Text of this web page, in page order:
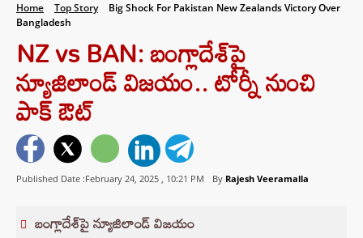
Home Top Story
Big Shock For Pakistan New Zealands Victory Over
Bangladesh
NZ vs BAN: బంగ్లాదేశ్‌పై
న్యూజిలాండ్ విజయం.. టోర్నీ నుంచి
పాక్‌ ఔట్
Published Date :February 24, 2025 , 10:21 PM By Rajesh Veeramalla
బంగ్లాదేశ్‌పై న్యూజిలాండ్ విజయం